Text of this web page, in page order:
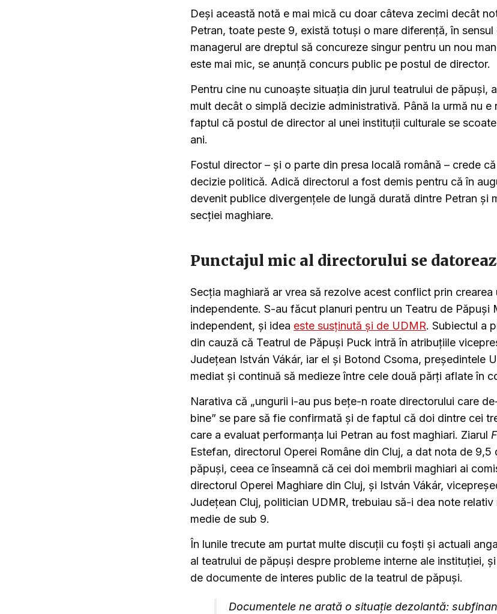
Deși această notă e mai mică cu doar câteva zecimi decât
Petran, toate peste 9, există totuși o mare diferență, în
managerul are dreptul să concureze singur pentru un nou
este mai mic, se anunță concurs public pe postul de director.
Pentru cine nu cunoaște situația din jurul teatrului de păpuși,
mult decât o simplă decizie administrativă. Până la urmă nu e
faptul că postul de director al unei instituții culturale se
ani.
Fostul director – și o parte din presa locală română – crede
decizie politică. Adică directorul a fost demis pentru că în
devenit publice divergențele de lungă durată dintre Petran și
secției maghiare.
Punctajul mic al directorului se
Secția maghiară ar vrea să rezolve acest conflict prin crearea
independente. S-au făcut planuri pentru un Teatru de Păpuși
independent, și idea este susținută și de UDMR. Subiectul a
din cauză că Teatrul de Păpuși Puck intră în atribuțiile
Județean István Vákár, iar el și Botond Csoma, președintele
mediat și continuă să medieze între cele două părți aflate în
Narativa că „ungurii i-au pus bețe-n roate directorului care
bine” se pare să fie confirmată și de faptul că doi dintre cei
care a evaluat performanța lui Petran au fost maghiari. Ziarul
Estefan, directorul Operei Române din Cluj, a dat nota de
păpuși, ceea ce înseamnă că cei doi membrii maghiari ai
directorul Operei Maghiare din Cluj, și István Vákár,
Județean Cluj, politician UDMR, trebuiau să-i dea note relativ
medie de sub 9.
În lunile trecute am purtat multe discuții cu foști și actuali
al teatrului de păpuși despre probleme interne ale instituției,
de documente de interes public de la teatrul de păpuși.
Documentele ne arată o situație dezolantă: